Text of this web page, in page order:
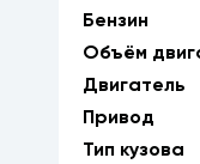
Бензин
Объём
Двигатель
Привод
Тип кузова